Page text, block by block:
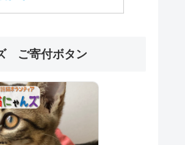
ご寄付ボタン